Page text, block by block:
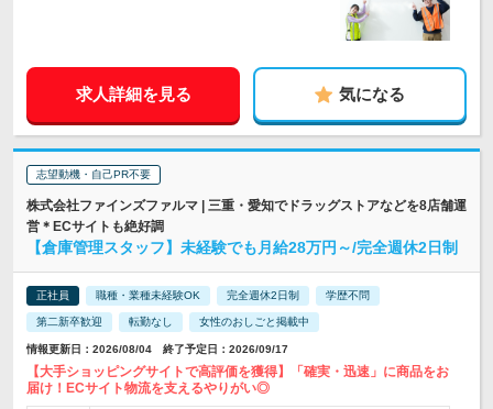
求人詳細を見る 気になる
志望動機・自己PR不要
株式会社ファインズファルマ | 三重・愛知でドラッグストアなどを8店舗運
営＊ECサイトも絶好調
【倉庫管理スタッフ】未経験でも月給28万円～/完全週休2日制
正社員 職種・業種未経験OK 完全週休2日制 学歴不問
第二新卒歓迎 転勤なし 女性のおしごと掲載中
情報更新日：2026/08/04 終了予定日：2026/09/17
【大手ショッピングサイトで高評価を獲得】「確実・迅速」に商品をお
届け！ECサイト物流を支えるやりがい◎